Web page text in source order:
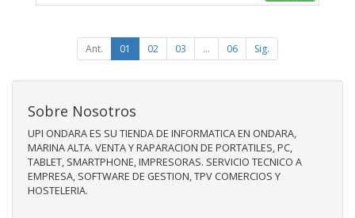
Ant. 01 02 03 ... 06 Sig.
Sobre Nosotros
UPI ONDARA ES SU TIENDA DE INFORMATICA EN ONDARA,
MARINA ALTA. VENTA Y RAPARACION DE PORTATILES, PC,
TABLET, SMARTPHONE, IMPRESORAS. SERVICIO TECNICO A
EMPRESA, SOFTWARE DE GESTION, TPV COMERCIOS Y
HOSTELERIA.